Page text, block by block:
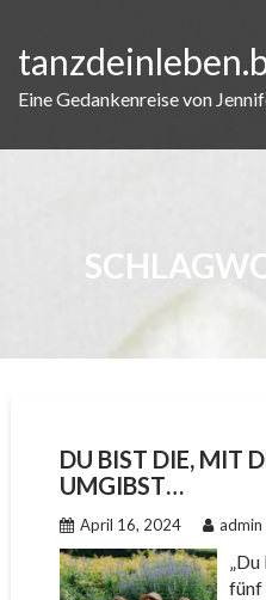
content
Eine Gedankenreise von
DU BIST DIE, MIT
UMGIBST…
April 16, 2024 admin
fünf